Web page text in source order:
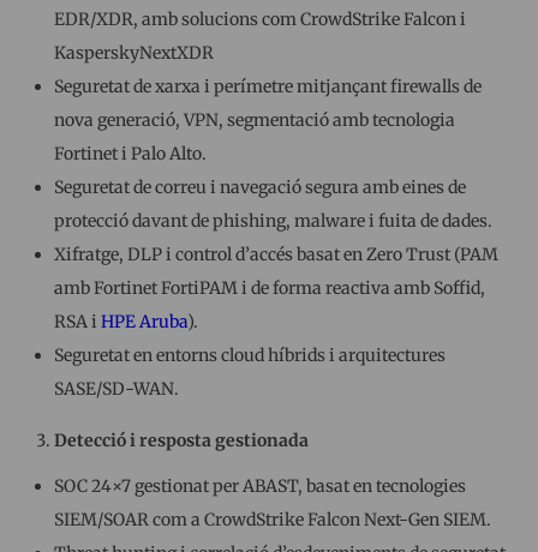
EDR/XDR, amb solucions com CrowdStrike Falcon i
KasperskyNextXDR
Seguretat de xarxa i perímetre mitjançant firewalls de
nova generació, VPN, segmentació amb tecnologia
Fortinet i Palo Alto.
Seguretat de correu i navegació segura amb eines de
protecció davant de phishing, malware i fuita de dades.
Xifratge, DLP i control d’accés basat en Zero Trust (PAM
amb Fortinet FortiPAM i de forma reactiva amb Soffid,
RSA i HPE Aruba).
Seguretat en entorns cloud híbrids i arquitectures
SASE/SD-WAN.
Detecció i resposta gestionada
SOC 24×7 gestionat per ABAST, basat en tecnologies
SIEM/SOAR com a CrowdStrike Falcon Next-Gen SIEM.